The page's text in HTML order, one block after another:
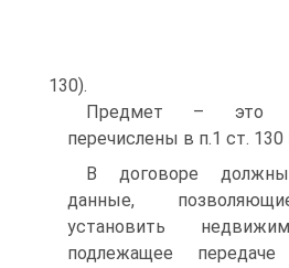
130).
Предмет – это
перечислены в п.1 ст.
В договоре
данные,
установить
подлежащее